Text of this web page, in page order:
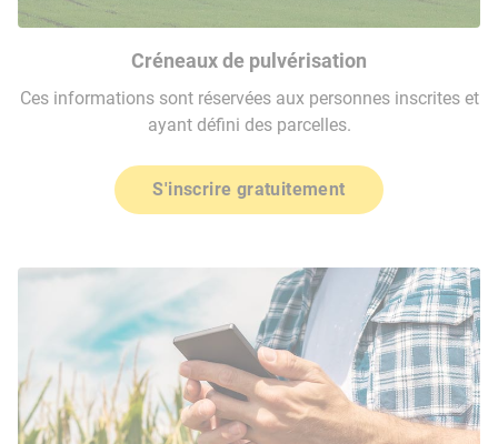
Créneaux de pulvérisation
Ces informations sont réservées aux personnes inscrites et
ayant défini des parcelles.
S'inscrire gratuitement